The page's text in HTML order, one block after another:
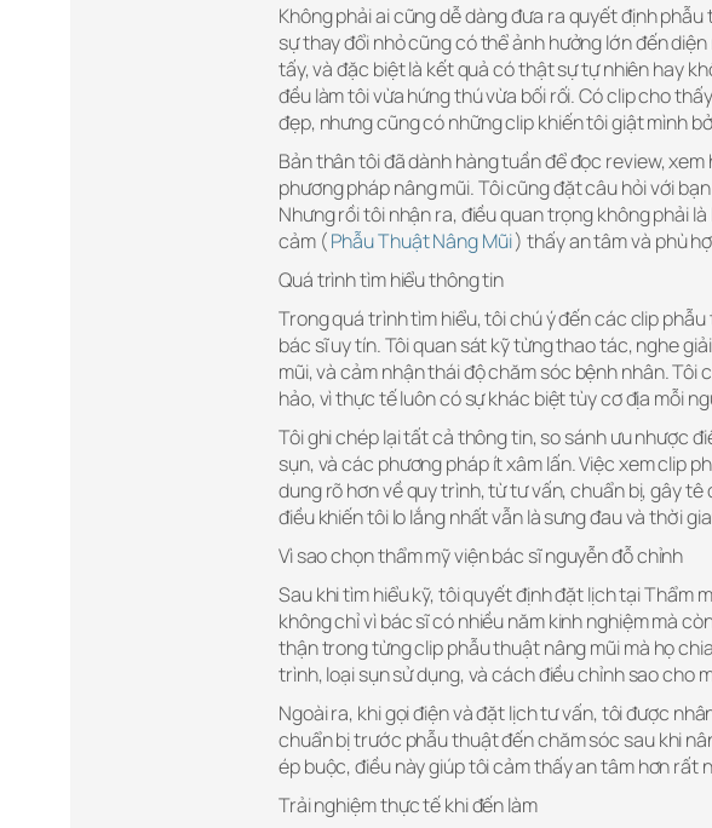
Không phải ai cũng dễ dàng đưa ra quyết định
sự thay đổi nhỏ cũng có thể ảnh hưởng lớn đến
tấy, và đặc biệt là kết quả có thật sự tự nhiên hay
đều làm tôi vừa hứng thú vừa bối rối. Có clip cho
đẹp, nhưng cũng có những clip khiến tôi giật mình
Bản thân tôi đã dành hàng tuần để đọc review,
phương pháp nâng mũi. Tôi cũng đặt câu hỏi với
Nhưng rồi tôi nhận ra, điều quan trọng không phải
cảm (Phẫu Thuật Nâng Mũi) thấy an tâm và phù
Quá trình tìm hiểu thông tin
Trong quá trình tìm hiểu, tôi chú ý đến các clip
bác sĩ uy tín. Tôi quan sát kỹ từng thao tác, nghe
mũi, và cảm nhận thái độ chăm sóc bệnh nhân.
hảo, vì thực tế luôn có sự khác biệt tùy cơ địa mỗi
Tôi ghi chép lại tất cả thông tin, so sánh ưu nhược
sụn, và các phương pháp ít xâm lấn. Việc xem clip
dung rõ hơn về quy trình, từ tư vấn, chuẩn bị, gây
điều khiến tôi lo lắng nhất vẫn là sưng đau và thời
Vì sao chọn thẩm mỹ viện bác sĩ nguyễn đỗ chỉnh
Sau khi tìm hiểu kỹ, tôi quyết định đặt lịch tại Thẩm
không chỉ vì bác sĩ có nhiều năm kinh nghiệm mà
thận trong từng clip phẫu thuật nâng mũi mà họ
trình, loại sụn sử dụng, và cách điều chỉnh sao cho
Ngoài ra, khi gọi điện và đặt lịch tư vấn, tôi được
chuẩn bị trước phẫu thuật đến chăm sóc sau khi
ép buộc, điều này giúp tôi cảm thấy an tâm hơn rất
Trải nghiệm thực tế khi đến làm